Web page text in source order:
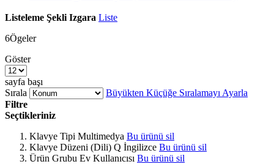
Listeleme Şekli Izgara Liste
6Ögeler
Göster
sayfa başı
Sırala
Büyükten Küçüğe Sıralamayı Ayarla
Filtre
Seçtikleriniz
Klavye Tipi Multimedya Bu ürünü sil
Klavye Düzeni (Dili) Q İngilizce Bu ürünü sil
Ürün Grubu Ev Kullanıcısı Bu ürünü sil